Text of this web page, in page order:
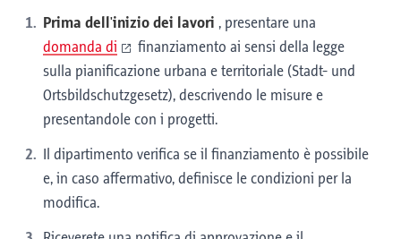
Prima dell'inizio dei lavori , presentare una
domanda di
finanziamento ai sensi della legge
sulla pianificazione urbana e territoriale (Stadt- und
Ortsbildschutzgesetz), descrivendo le misure e
presentandole con i progetti.
Il dipartimento verifica se il finanziamento è possibile
e, in caso affermativo, definisce le condizioni per la
modifica.